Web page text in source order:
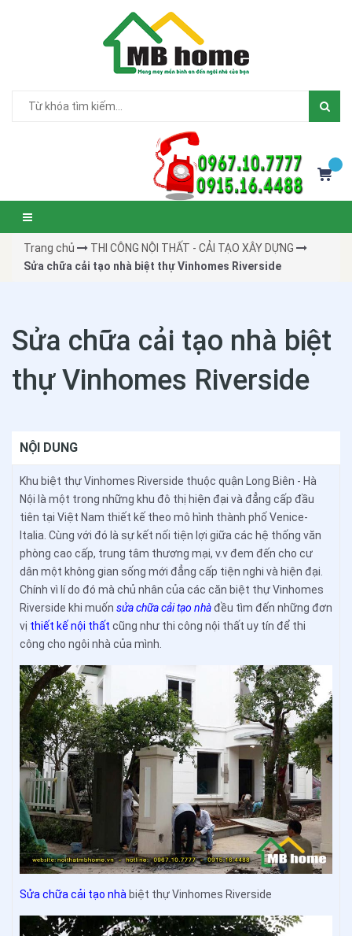
Trang chủ
THI CÔNG NỘI THẤT - CẢI TẠO XÂY DỰNG
Sửa chữa cải tạo nhà biệt thự Vinhomes Riverside
Sửa chữa cải tạo nhà biệt
thự Vinhomes Riverside
NỘI DUNG
Khu biệt thự Vinhomes Riverside thuộc quận Long Biên - Hà
Nội là một trong những khu đô thị hiện đại và đẳng cấp đầu
tiên tại Việt Nam thiết kế theo mô hình thành phố Venice-
Italia. Cùng với đó là sự kết nối tiện lợi giữa các hệ thống văn
phòng cao cấp, trung tâm thương mại, v.v đem đến cho cư
dân một không gian sống mới đẳng cấp tiện nghi và hiện đại.
Chính vì lí do đó mà chủ nhân của các căn biệt thự Vinhomes
Riverside khi muốn sửa chữa cải tạo nhàđều tìm đến những đơn
vị thiết kế nội thất cũng như thi công nội thất uy tín để thi
công cho ngôi nhà của mình.
Sửa chữa cải tạo nhà biệt thự Vinhomes Riverside